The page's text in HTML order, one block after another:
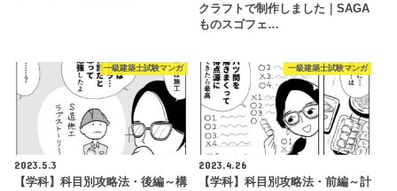
クラフトで制作しました｜SAGA
ものスゴフェ…
一級建築士試験マンガ
2023.5.3
【学科】科目別攻略法・後編～構
一級建築士試験マンガ
2023.4.26
【学科】科目別攻略法・前編～計